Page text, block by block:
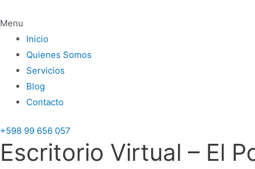
Menu
Inicio
Quienes Somos
Servicios
Blog
Contacto
+598 99 656 057
Escritorio Virtual – El